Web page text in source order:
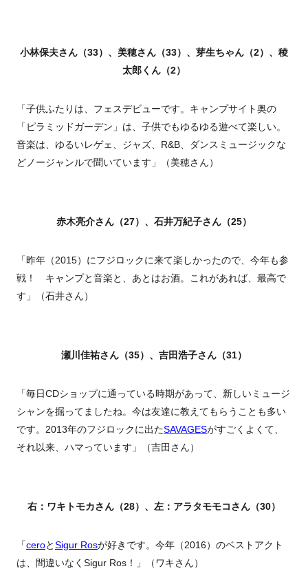
小林保夫さん（33）、美穂さん（33）、芽生ちゃん（2）、稜
太郎くん（2）
「子供ふたりは、フェスデビューです。キャンプサイト奥の
「ピラミッドガーデン」は、子供でもゆるゆる遊べて楽しい。
音楽は、ゆるいレゲェ、ジャズ、R&B、ダンスミュージックな
どノージャンルで聞いています」（美穂さん）
赤木亮介さん（27）、石井万紀子さん（25）
「昨年（2015）にフジロックに来て楽しかったので、今年も参
戦！ キャンプと音楽と、あとはお酒。これがあれば、最高で
す」（石井さん）
瀬川佳祐さん（35）、吉田浩子さん（31）
「毎日CDショップに通っている時期があって、新しいミュージ
シャンを掘ってましたね。今は友達に教えてもらうことも多い
です。2013年のフジロックに出たSAVAGESがすごくよくて、
それ以来、ハマっています」（吉田さん）
右：ワキトモカさん（28）、左：アラタモモコさん（30）
「ceroとSigur Rosが好きです。今年（2016）のベストアクト
は、間違いなくSigur Ros！」（ワキさん）